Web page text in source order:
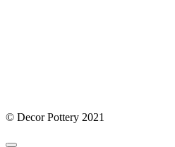
© Decor Pottery 2021